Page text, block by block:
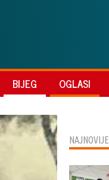
BIJEG OGLASI
NAJNOVIJE